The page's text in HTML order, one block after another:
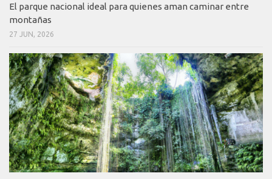
El parque nacional ideal para quienes aman caminar entre
montañas
27 JUN, 2026